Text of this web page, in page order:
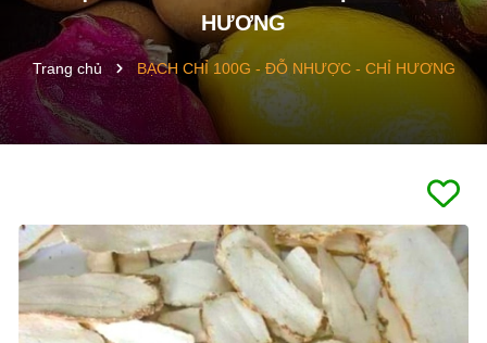
HƯƠNG
Trang chủ BẠCH CHỈ 100G - ĐỖ NHƯỢC - CHỈ HƯƠNG